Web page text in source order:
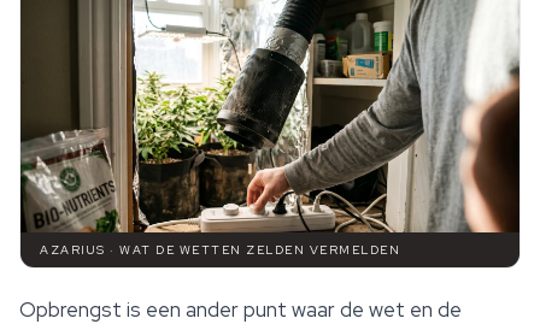
AZARIUS · WAT DE WETTEN ZELDEN VERMELDEN
Opbrengst is een ander punt waar de wet en de